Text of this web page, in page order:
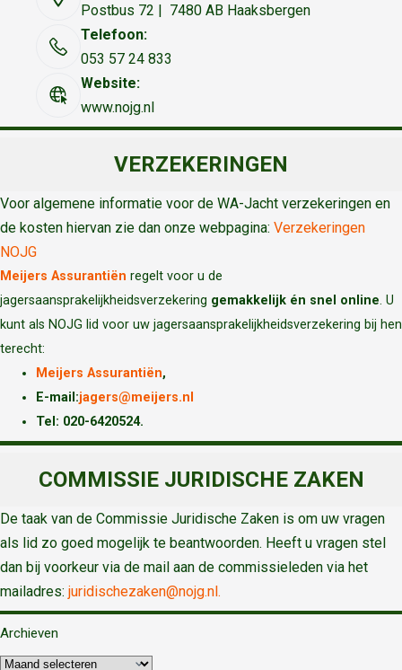
Postbus 72 | 7480 AB Haaksbergen
Telefoon:
053 57 24 833
Website:
www.nojg.nl
VERZEKERINGEN
Voor algemene informatie voor de WA-Jacht verzekeringen en
de kosten hiervan zie dan onze webpagina: Verzekeringen
NOJG
Meijers Assurantiën regelt voor u de
jagersaansprakelijkheidsverzekering gemakkelijk én snel online. U
kunt als NOJG lid voor uw jagersaansprakelijkheidsverzekering bij hen
terecht:
Meijers Assurantiën,
E-mail:jagers@meijers.nl
Tel: 020-6420524.
COMMISSIE JURIDISCHE ZAKEN
De taak van de Commissie Juridische Zaken is om uw vragen
als lid zo goed mogelijk te beantwoorden. Heeft u vragen stel
dan bij voorkeur via de mail aan de commissieleden via het
mailadres: juridischezaken@nojg.nl.
Archieven